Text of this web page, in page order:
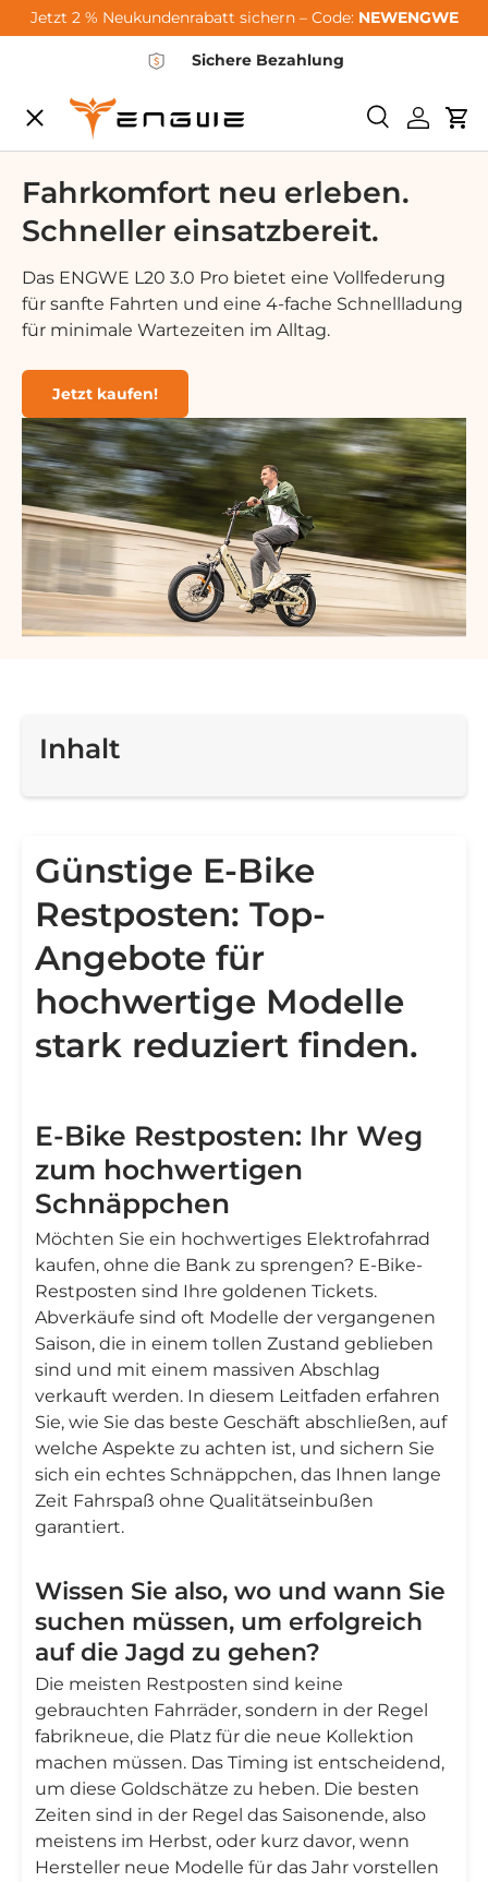
Vai al contenuto
Jetzt 2 % Neukundenrabatt sichern – Code: NEWENGWE
Sichere Bezahlung
Login
Menu
City-Sale
E-Bikes
Zubehör
Community
Support
Fahrkomfort neu erleben.
Schneller einsatzbereit.
Das ENGWE L20 3.0 Pro bietet eine Vollfederung
für sanfte Fahrten und eine 4-fache Schnellladung
für minimale Wartezeiten im Alltag.
Jetzt kaufen!
Inhalt
Günstige E-Bike
Restposten: Top-
Angebote für
hochwertige Modelle
stark reduziert finden.
E-Bike Restposten: Ihr Weg
zum hochwertigen
Schnäppchen
Möchten Sie ein hochwertiges Elektrofahrrad
kaufen, ohne die Bank zu sprengen? E-Bike-
Restposten sind Ihre goldenen Tickets.
Abverkäufe sind oft Modelle der vergangenen
Saison, die in einem tollen Zustand geblieben
sind und mit einem massiven Abschlag
verkauft werden. In diesem Leitfaden erfahren
Sie, wie Sie das beste Geschäft abschließen, auf
welche Aspekte zu achten ist, und sichern Sie
sich ein echtes Schnäppchen, das Ihnen lange
Zeit Fahrspaß ohne Qualitätseinbußen
garantiert.
Wissen Sie also, wo und wann Sie
suchen müssen, um erfolgreich
auf die Jagd zu gehen?
Die meisten Restposten sind keine
gebrauchten Fahrräder, sondern in der Regel
fabrikneue, die Platz für die neue Kollektion
machen müssen. Das Timing ist entscheidend,
um diese Goldschätze zu heben. Die besten
Zeiten sind in der Regel das Saisonende, also
meistens im Herbst, oder kurz davor, wenn
Hersteller neue Modelle für das Jahr vorstellen